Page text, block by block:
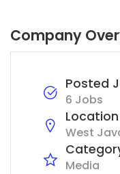
Company
Posted
6 Jobs
Location
West
Media